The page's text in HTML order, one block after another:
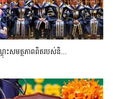
ះសមត្ថភាពពិតរបស់និ...